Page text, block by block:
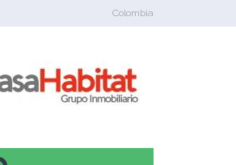
Colombia